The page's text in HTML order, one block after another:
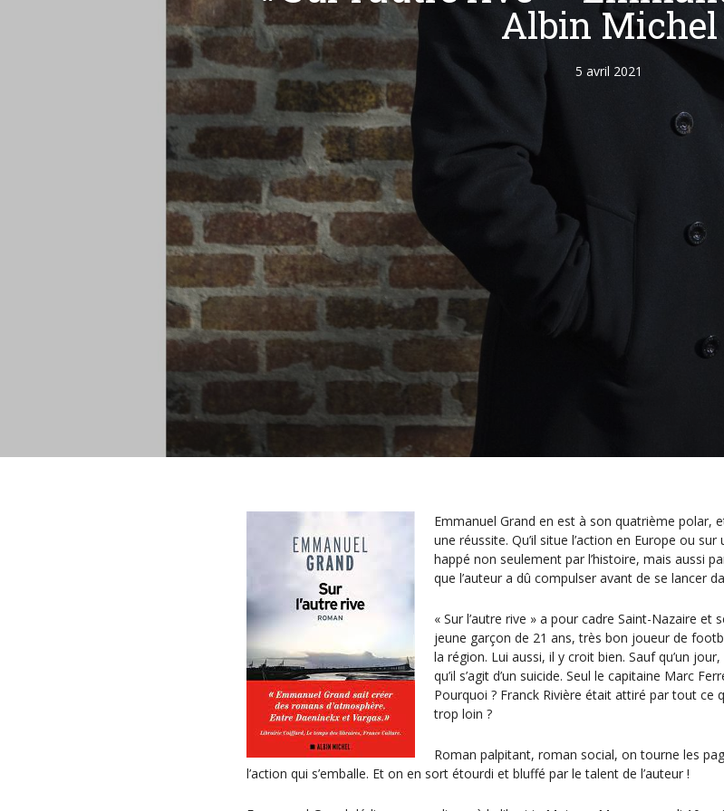
Albin Michel
5 avril 2021
Emmanuel Grand en est à son quatrième polar,
une réussite. Qu’il situe l’action en Europe ou
happé non seulement par l’histoire, mais aussi
que l’auteur a dû compulser avant de se lancer
« Sur l’autre rive » a pour cadre Saint-Nazaire et
jeune garçon de 21 ans, très bon joueur de
la région. Lui aussi, il y croit bien. Sauf qu’un
qu’il s’agit d’un suicide. Seul le capitaine Marc
Pourquoi ? Franck Rivière était attiré par tout ce
trop loin ?
Roman palpitant, roman social, on tourne les
l’action qui s’emballe. Et on en sort étourdi et bluffé par le talent de l’auteur !